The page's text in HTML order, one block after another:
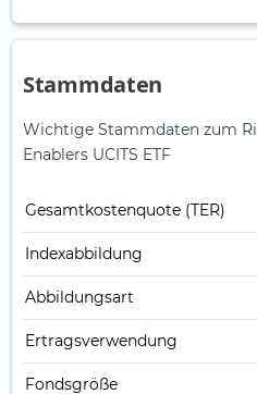
Stammdaten
Wichtige Stammdaten zum
Enablers UCITS ETF
Gesamt­kosten­quote (TER)
Index­abbildung
Abbildungs­art
Ertrags­verwendung
Fonds­größe